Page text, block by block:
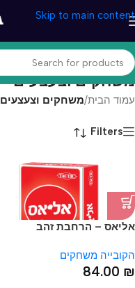
Skip to main content
משחקים וצעצעים
עמוד הבית/משחקים וצעצעים
Filters
אליאס – הרחבת זהב
הקובייה משחקים
84.00 ₪